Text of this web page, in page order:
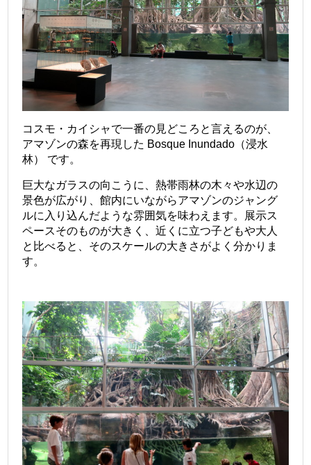
コスモ・カイシャで一番の見どころと言えるのが、
アマゾンの森を再現した Bosque Inundado（浸水
林） です。
巨大なガラスの向こうに、熱帯雨林の木々や水辺の
景色が広がり、館内にいながらアマゾンのジャング
ルに入り込んだような雰囲気を味わえます。展示ス
ペースそのものが大きく、近くに立つ子どもや大人
と比べると、そのスケールの大きさがよく分かりま
す。